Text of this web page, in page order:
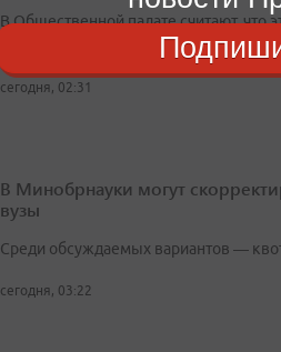
В Общественной палате считают, что
курьеров на электровелосипедах
сегодня, 02:31
В Минобрнауки могут
вузы
Среди обсуждаемых вариантов —
сегодня, 03:22